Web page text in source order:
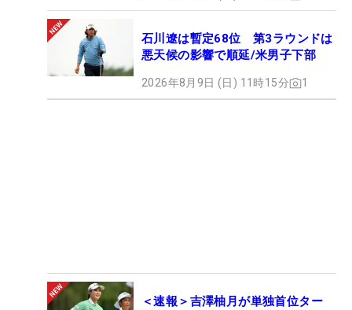
石川遼は暫定68位 第3ラウンドは
悪天候の影響で順延/米男子下部
2026年8月9日 (日) 11時15分 1
＜速報＞吉澤柚月が単独首位ター